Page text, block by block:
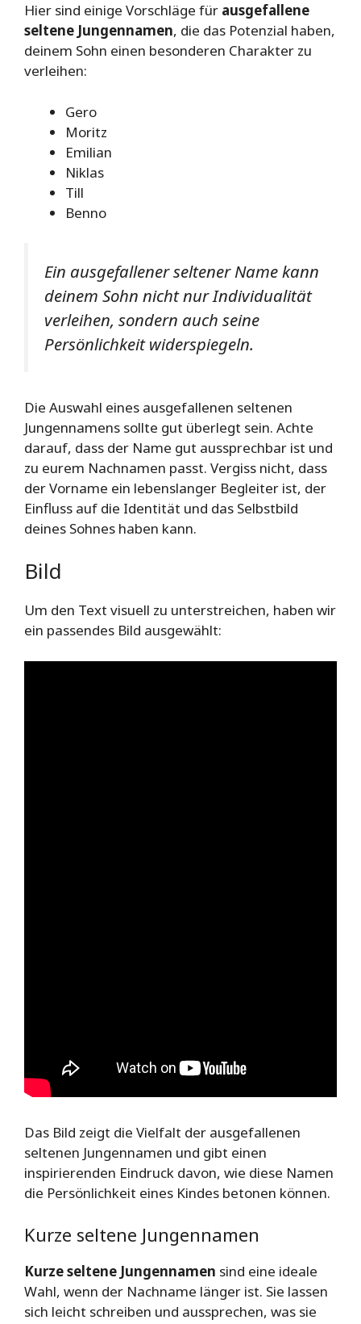
Hier sind einige Vorschläge für ausgefallene
seltene Jungennamen, die das Potenzial haben,
deinem Sohn einen besonderen Charakter zu
verleihen:
Gero
Moritz
Emilian
Niklas
Till
Benno
Ein ausgefallener seltener Name kann
deinem Sohn nicht nur Individualität
verleihen, sondern auch seine
Persönlichkeit widerspiegeln.
Die Auswahl eines ausgefallenen seltenen
Jungennamens sollte gut überlegt sein. Achte
darauf, dass der Name gut aussprechbar ist und
zu eurem Nachnamen passt. Vergiss nicht, dass
der Vorname ein lebenslanger Begleiter ist, der
Einfluss auf die Identität und das Selbstbild
deines Sohnes haben kann.
Bild
Um den Text visuell zu unterstreichen, haben wir
ein passendes Bild ausgewählt:
Das Bild zeigt die Vielfalt der ausgefallenen
seltenen Jungennamen und gibt einen
inspirierenden Eindruck davon, wie diese Namen
die Persönlichkeit eines Kindes betonen können.
Kurze seltene Jungennamen
Kurze seltene Jungennamen sind eine ideale
Wahl, wenn der Nachname länger ist. Sie lassen
sich leicht schreiben und aussprechen, was sie